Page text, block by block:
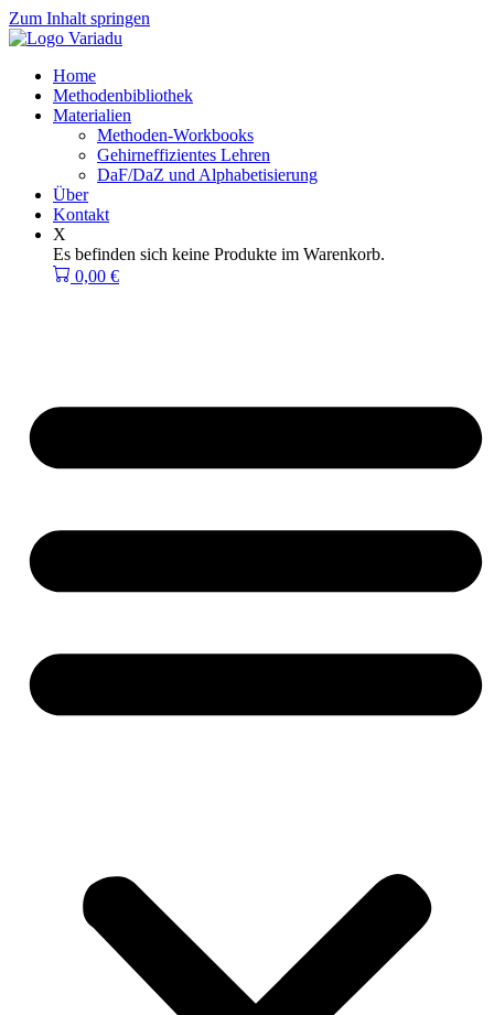
Zum Inhalt springen
Home
Methodenbibliothek
Materialien
Methoden-Workbooks
Gehirneffizientes Lehren
DaF/DaZ und Alphabetisierung
Über
Kontakt
X
Es befinden sich keine Produkte im Warenkorb.
0,00 €